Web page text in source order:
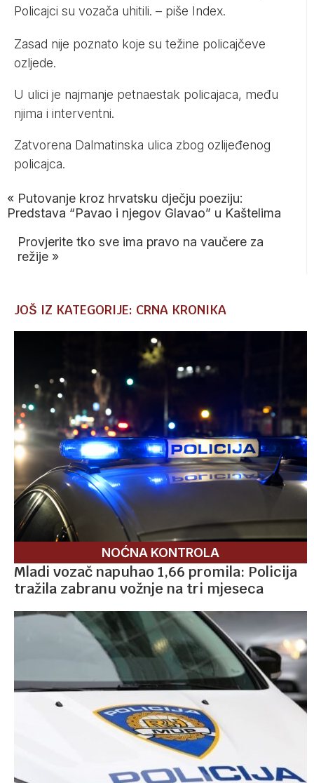
Policajci su vozača uhitili. – piše Index.
Zasad nije poznato koje su težine policajčeve
ozljede.
U ulici je najmanje petnaestak policajaca, među
njima i interventni.
Zatvorena Dalmatinska ulica zbog ozlijeđenog
policajca.
« Putovanje kroz hrvatsku dječju poeziju:
Predstava “Pavao i njegov Glavao” u Kaštelima
Provjerite tko sve ima pravo na vaučere za
režije »
JOŠ IZ KATEGORIJE: CRNA KRONIKA
NOĆNA KONTROLA
Mladi vozač napuhao 1,66 promila: Policija
tražila zabranu vožnje na tri mjeseca